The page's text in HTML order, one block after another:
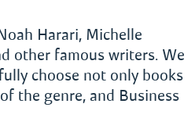
Harari, Michelle
other famous writers. We
choose not only books
the genre, and Business